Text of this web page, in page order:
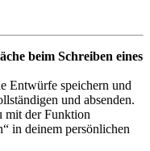
beim Schreiben eines
Entwürfe speichern und
und absenden.
mit der Funktion
in deinem persönlichen